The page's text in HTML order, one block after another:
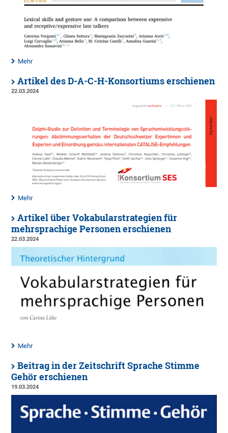
Mehr
Artikel des D-A-C-H-Konsortiums erschienen
22.03.2024
Mehr
Artikel über Vokabularstrategien für
mehrsprachige Personen erschienen
22.03.2024
Mehr
Beitrag in der Zeitschrift Sprache Stimme
Gehör erschienen
19.03.2024